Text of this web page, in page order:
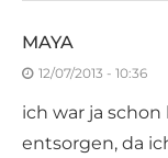
MAYA
12/07/2013 - 10:36
ich war ja
entsorgen, da